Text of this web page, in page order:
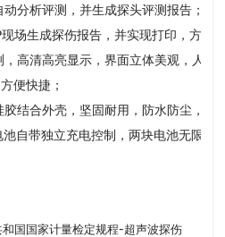
分析评测，并生成探头评测报告；
场生成探伤报告，并实现打印，方便
高清高亮显示，界面立体美观，人性
便快捷；
结合外壳，坚固耐用，防水防尘，阻
自带独立充电控制，两块电池无限时
和国国家计量检定规程-超声波探伤